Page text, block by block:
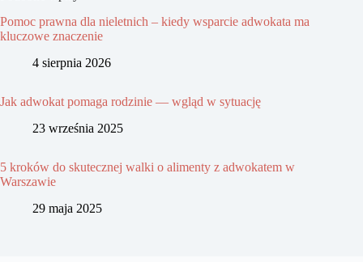
Pomoc prawna dla nieletnich – kiedy wsparcie adwokata ma
kluczowe znaczenie
4 sierpnia 2026
Jak adwokat pomaga rodzinie — wgląd w sytuację
23 września 2025
5 kroków do skutecznej walki o alimenty z adwokatem w
Warszawie
29 maja 2025